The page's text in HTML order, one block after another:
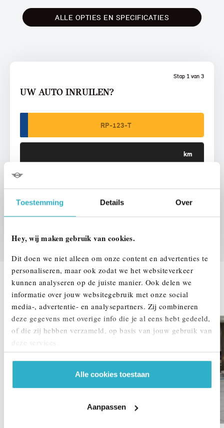
Toestemming Details Over
Hey, wij maken gebruik van cookies.
Dit doen we niet alleen om onze content en advertenties te
personaliseren, maar ook zodat we het websiteverkeer
kunnen analyseren op de juiste manier. Ook delen we
informatie over jouw websitegebruik met onze social
media-, advertentie- en analysepartners. Zij combineren
deze gegevens met overige info die je al eens hebt gedeeld,
of die zij hebben verzameld, op basis van jouw gebruik van
deze services.
Alle cookies toestaan
Aanpassen
Stap 1 van 3
UW AUTO INRUILEN?
ALLE OPTIES EN SPECIFICATIES
DEZE ZIJN VERGELIJKBAAR